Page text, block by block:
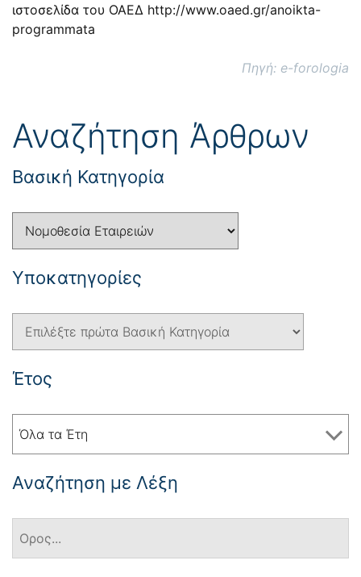
ιστοσελίδα του ΟΑΕΔ http://www.oaed.gr/anoikta-
programmata
Πηγή: e-forologia
Αναζήτηση Άρθρων
Βασική Κατηγορία
Yποκατηγορίες
Έτος
Όλα τα Έτη
Αναζήτηση με Λέξη